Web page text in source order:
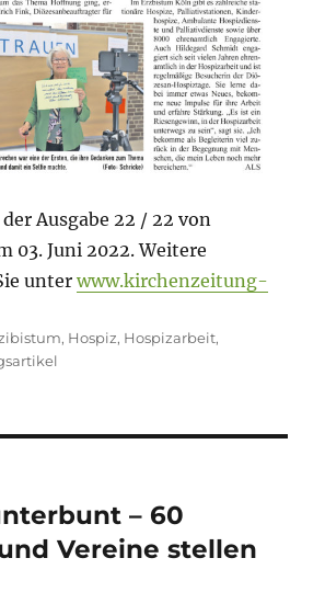
Ausgabe 22 / 22 von
03. Juni 2022. Weitere
unter www.kirchenzeitung-
, Hospiz, Hospizarbeit,
– 60
Vereine stellen